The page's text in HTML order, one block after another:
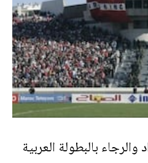
بالبطولة العربية